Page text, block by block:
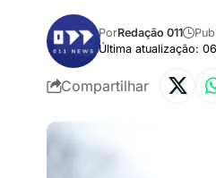
Última atualização:
PorRedação 011
Compartilhar